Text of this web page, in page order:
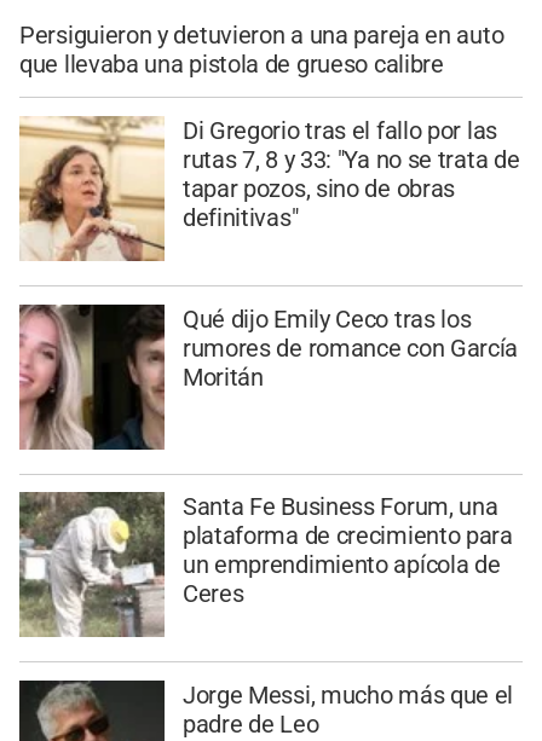
Persiguieron y detuvieron a una pareja en auto
que llevaba una pistola de grueso calibre
Di Gregorio tras el fallo por las
rutas 7, 8 y 33: "Ya no se trata de
tapar pozos, sino de obras
definitivas"
Qué dijo Emily Ceco tras los
rumores de romance con García
Moritán
Santa Fe Business Forum, una
plataforma de crecimiento para
un emprendimiento apícola de
Ceres
Jorge Messi, mucho más que el
padre de Leo